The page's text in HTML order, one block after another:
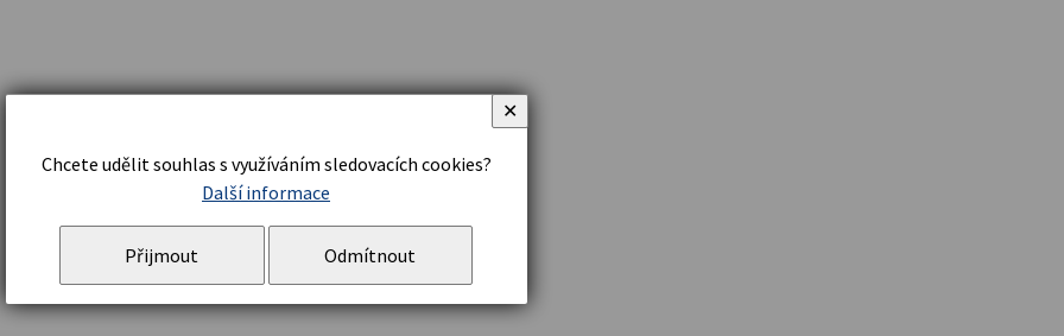
Chcete udělit souhlas s využíváním sledovacích cookies?
Další informace
Přijmout Odmítnout
✕